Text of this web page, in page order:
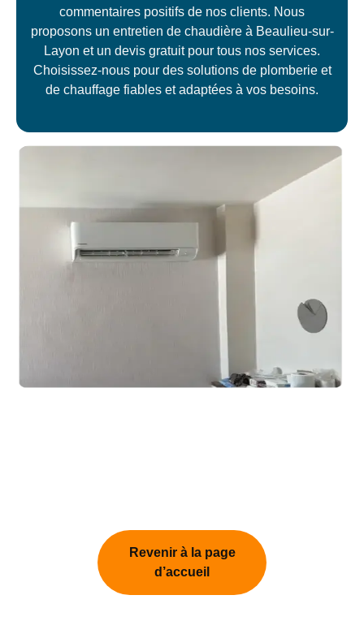
commentaires positifs de nos clients. Nous
proposons un entretien de chaudière à Beaulieu-sur-
Layon et un devis gratuit pour tous nos services.
Choisissez-nous pour des solutions de plomberie et
de chauffage fiables et adaptées à vos besoins.
Revenir à la page
d’accueil